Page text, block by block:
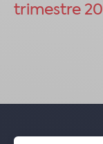
trimestre